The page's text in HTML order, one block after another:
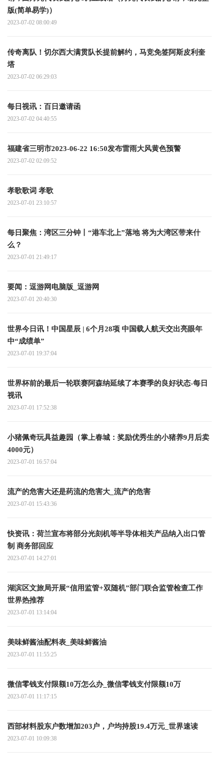
版(简单易学)）
2023-07-02 08:00:49
传奇离队！切尔西大满贯队长提前解约，马竞免签阿斯皮利奎
塔
2023-07-02 06:29:03
每日视讯：百日邀请函
2023-07-02 04:40:55
福建省三明市2023-06-22 16:50发布雷雨大风黄色预警
2023-07-02 02:09:52
孝歌歌词 孝歌
2023-07-01 23:10:57
每日聚焦：湾区三分钟丨“港车北上”落地 将为大湾区带来什
么？
2023-07-01 21:49:17
要闻：逗游网电脑版_逗游网
2023-07-01 20:40:30
世界今日讯！中国星辰 | 6个月28项 中国载人航天交出亮眼年
中“成绩单”
2023-07-01 19:37:04
世界杯前的最后一轮联赛阿森纳延续了本赛季的良好状态-每日
视讯
2023-07-01 17:52:38
小猪佩奇玩具益趣园（掌上春城：奖励优秀生的小猪养9月后卖
4000元）
2023-07-01 16:57:04
流产的危害大还是药流的危害大_流产的危害
2023-07-01 15:43:36
快资讯：荷兰宣布将部分光刻机等半导体相关产品纳入出口管
制 商务部回应
2023-07-01 14:27:01
湖滨区文旅局开展“信用监管+双随机”部门联合监管检查工作
世界热推荐
2023-07-01 13:14:04
美味鲜酱油配料表_美味鲜酱油
2023-07-01 11:55:25
微信零钱支付限额10万怎么办_微信零钱支付限额10万
2023-07-01 11:17:15
西部材料股东户数增加203户，户均持股19.4万元_世界速读
2023-07-01 10:09:38